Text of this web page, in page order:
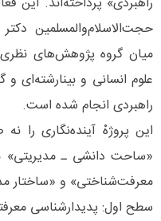
حجت‌الاسلام‌والمسلمین
میان گروه پژوهش‌های
علوم انسانی و بینارشته‌ای
راهبردی انجام شده است.
این پروژهْ آینده‌نگاری را
«ساحت دانشی ـ مدیریتی»
معرفت‌شناختی» و «ساختار
سطح اول: پدیدارشناسی